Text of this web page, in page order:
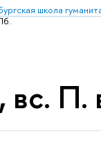
школа
вс.